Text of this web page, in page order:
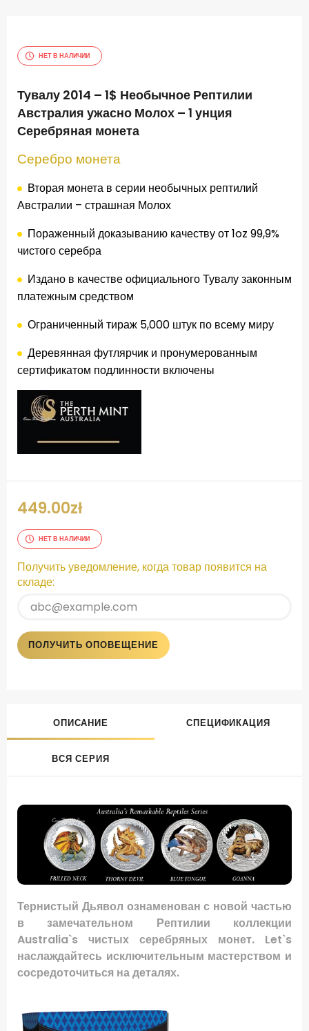
НЕТ В НАЛИЧИИ
Тувалу 2014 – 1$ Необычное Рептилии
Австралия ужасно Молох – 1 унция
Серебряная монета
Серебро монета
Вторая монета в серии необычных рептилий
Австралии – страшная Молох
Пораженный доказыванию качеству от1oz 99,9%
чистого серебра
Издано в качествеофициальногоТувалузаконным
платежным средством
Ограниченный тираж 5,000 штук по всему миру
Деревянная футлярчик и пронумерованным
сертификатом подлинности включены
449.00zł
НЕТ В НАЛИЧИИ
Получить уведомление, когда товар появится на
складе:
ПОЛУЧИТЬ ОПОВЕЩЕНИЕ
ОПИСАНИЕ СПЕЦИФИКАЦИЯ
ВСЯ СЕРИЯ
Тернистый Дьявол ознаменован с новой частью
в замечательном Рептилии коллекции
Australia`s чистых серебряных монет. Let`s
наслаждайтесь исключительным мастерством и
сосредоточиться на деталях.